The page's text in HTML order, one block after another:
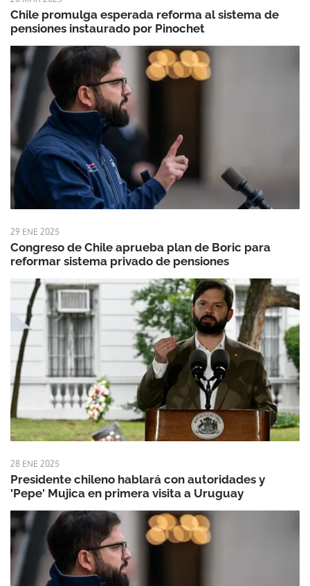
Chile promulga esperada reforma al sistema de
pensiones instaurado por Pinochet
29 ENE 2025
Congreso de Chile aprueba plan de Boric para
reformar sistema privado de pensiones
28 ENE 2025
Presidente chileno hablará con autoridades y
'Pepe' Mujica en primera visita a Uruguay